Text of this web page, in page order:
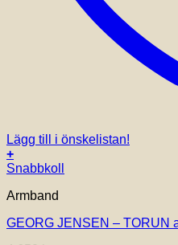
Lägg till i önskelistan!
+
Den
produkten
flera
Snabbkoll
Armband
GEORG JENSEN – TORUN